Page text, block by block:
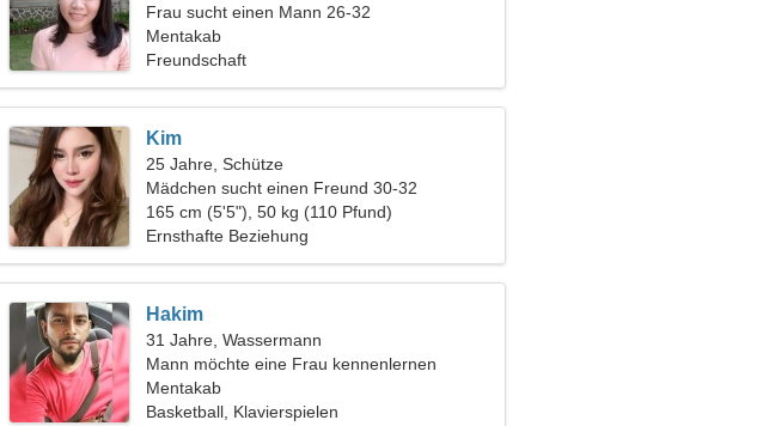
Frau sucht einen Mann 26-32
Mentakab
Freundschaft
Kim
25 Jahre, Schütze
Mädchen sucht einen Freund 30-32
165 cm (5'5"), 50 kg (110 Pfund)
Ernsthafte Beziehung
Hakim
31 Jahre, Wassermann
Mann möchte eine Frau kennenlernen
Mentakab
Basketball, Klavierspielen